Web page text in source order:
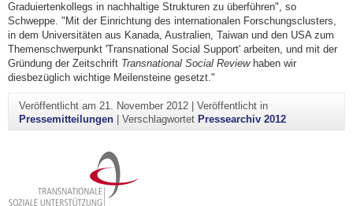
Graduiertenkollegs in nachhaltige Strukturen zu überführen", so
Schweppe. "Mit der Einrichtung des internationalen Forschungsclusters,
in dem Universitäten aus Kanada, Australien, Taiwan und den USA zum
Themenschwerpunkt 'Transnational Social Support' arbeiten, und mit der
Gründung der Zeitschrift Transnational Social Reviewhaben wir
diesbezüglich wichtige Meilensteine gesetzt."
Veröffentlicht am 21. November 2012| Veröffentlicht in
Pressemitteilungen| Verschlagwortet Pressearchiv 2012